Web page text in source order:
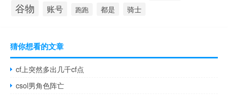
谷物 账号 跑跑 都是 骑士
猜你想看的文章
cf上突然多出几千cf点
csol男角色阵亡